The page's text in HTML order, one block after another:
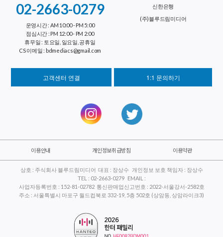
02-2663-0279
운영시간 : AM 10:00 - PM 5:00
점심시간 : PM 12:00 - PM 2:00
휴무일 : 토요일, 일요일, 공휴일
CS 이메일 : bdmediacs@gmail.com
신한은행
(주)블루드림미디어
고객센터 연결 1:1 문의하기
이용안내 개인정보취급방침 이용약관
상호 : 주식회사 블루드림미디어 대표 : 장상수 개인정보 보호 책임자 : 장상수
TEL : 02-2663-0279 EMAIL :
사업자등록번호 : 152-81-02782 통신판매업신고번호 : 2022-서울강서-2582호
주소 : 서울특별시 마포구 월드컵북로 332-19, 5층 502호 (상암동, 상암라이크3)